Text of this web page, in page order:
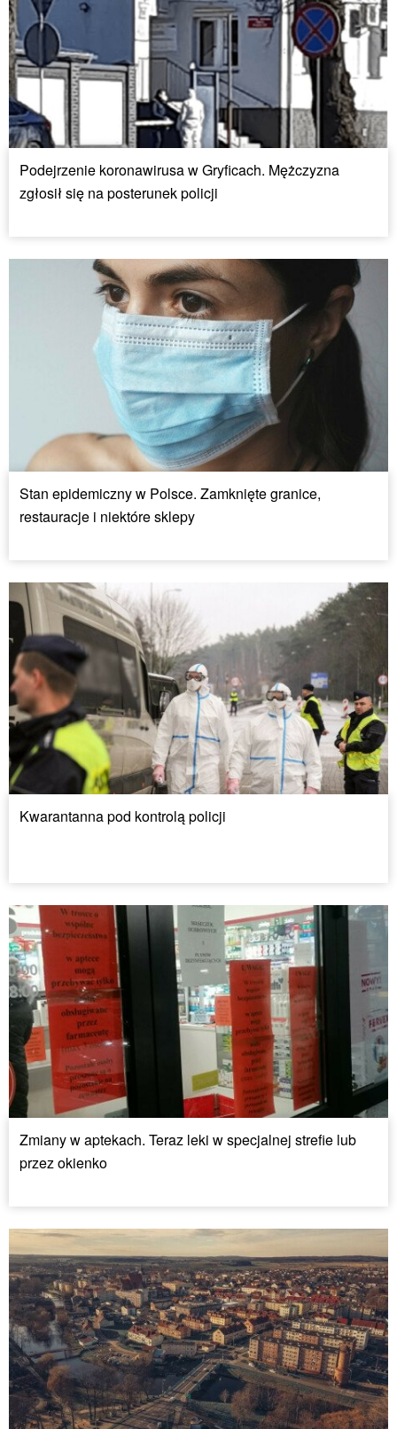
Podejrzenie koronawirusa w Gryficach. Mężczyzna
zgłosił się na posterunek policji
Stan epidemiczny w Polsce. Zamknięte granice,
restauracje i niektóre sklepy
Kwarantanna pod kontrolą policji
Zmiany w aptekach. Teraz leki w specjalnej strefie lub
przez okienko